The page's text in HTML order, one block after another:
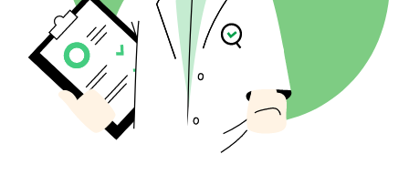
Masinis atgalinių nuorodų tikrintuvas
Vertėjas
Iškarpos peržiūra
Tinklaraščio įrašų idėjų generatorius